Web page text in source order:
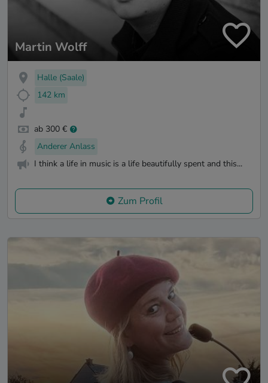
Martin Wolff
Halle (Saale)
142 km
ab 300 €
Anderer Anlass
I think a life in music is a life beautifully spent and this...
Zum Profil